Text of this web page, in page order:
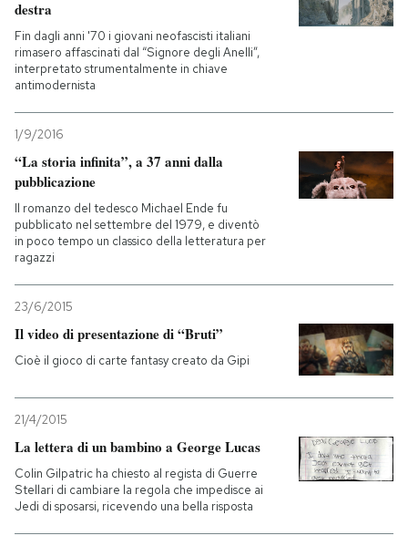
AREA PERSONALE
Entra
destra
Fin dagli anni '70 i giovani neofascisti italiani
rimasero affascinati dal “Signore degli Anelli”,
interpretato strumentalmente in chiave
antimodernista
1/9/2016
“La storia infinita”, a 37 anni dalla
pubblicazione
Il romanzo del tedesco Michael Ende fu
pubblicato nel settembre del 1979, e diventò
in poco tempo un classico della letteratura per
ragazzi
23/6/2015
Il video di presentazione di “Bruti”
Cioè il gioco di carte fantasy creato da Gipi
21/4/2015
La lettera di un bambino a George Lucas
Colin Gilpatric ha chiesto al regista di Guerre
Stellari di cambiare la regola che impedisce ai
Jedi di sposarsi, ricevendo una bella risposta